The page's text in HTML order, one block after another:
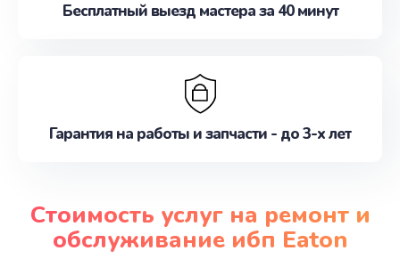
Бесплатный выезд мастера за 40 минут
Гарантия на работы и запчасти - до 3-х лет
Стоимость услуг на ремонт и
обслуживание ибп Eaton